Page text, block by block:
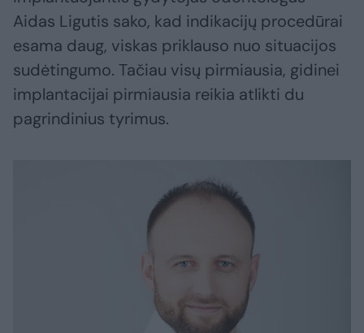
Aidas Ligutis sako, kad indikacijų procedūrai
esama daug, viskas priklauso nuo situacijos
sudėtingumo. Tačiau visų pirmiausia, gidinei
implantacijai pirmiausia reikia atlikti du
pagrindinius tyrimus.